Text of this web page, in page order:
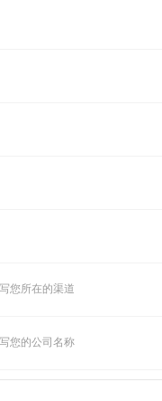
您所在的渠道
您的公司名称